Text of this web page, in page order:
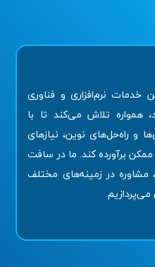
خدمات نرم‌افزاری و فناوری
همواره تلاش می‌کند تا با
و راه‌حل‌های نوین، نیازهای
برآورده کند. ما در سافت
مشاوره در زمینه‌های مختلف